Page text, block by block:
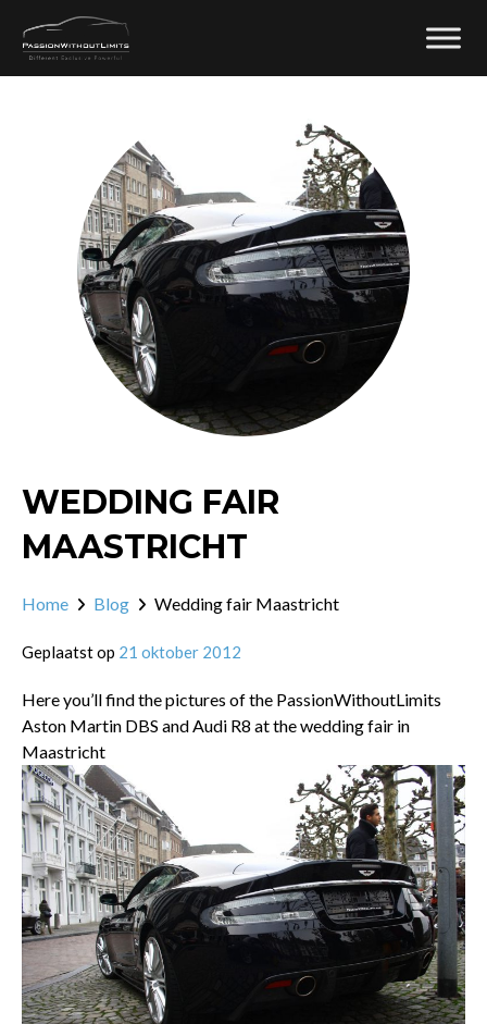
WEDDING FAIR
MAASTRICHT
Home Blog Wedding fair Maastricht
Geplaatst op 21 oktober 2012
Here you’ll find the pictures of the PassionWithoutLimits
Aston Martin DBS and Audi R8 at the wedding fair in
Maastricht